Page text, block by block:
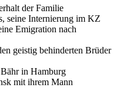
der Familie
seine Internierung im KZ
Emigration nach
geistig behinderten Brüder
in Hamburg
mit ihrem Mann